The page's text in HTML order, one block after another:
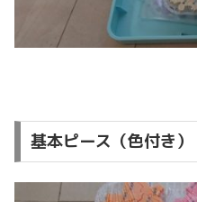
基本ピース（色付き）